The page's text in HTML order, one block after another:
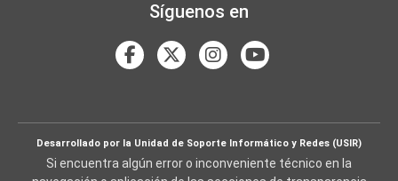
Síguenos en
Desarrollado por la Unidad de Soporte Informático y Redes (USIR)
Si encuentra algún error o inconveniente técnico en la